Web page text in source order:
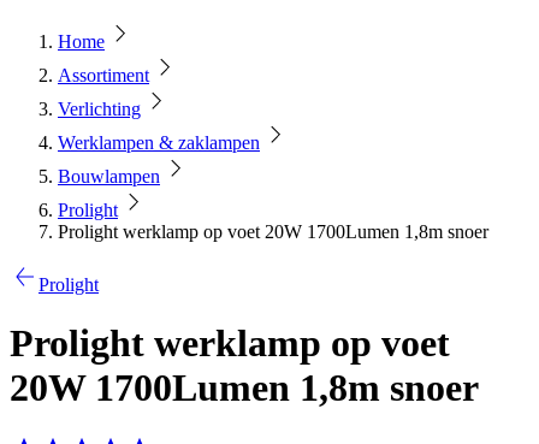
Home
Assortiment
Verlichting
Werklampen & zaklampen
Bouwlampen
Prolight
Prolight werklamp op voet 20W 1700Lumen 1,8m snoer
Prolight
Prolight werklamp op voet
20W 1700Lumen 1,8m snoer